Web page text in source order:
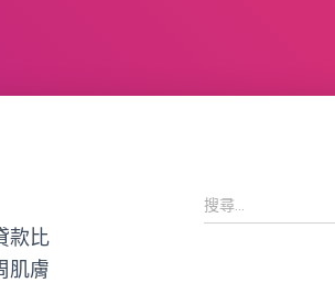
款比
肌膚
搜
尋
搜尋...